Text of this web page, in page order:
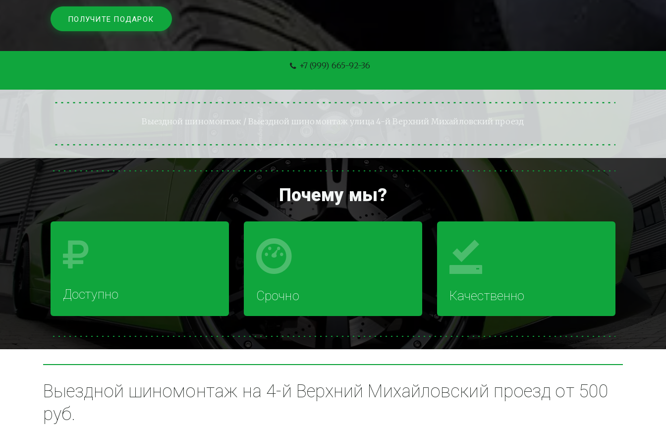
ПОЛУЧИТЕ ПОДАРОК
+7 (999) 665-92-36
Выездной шиномонтаж / Выездной шиномонтаж улица 4-й Верхний Михайловский проезд
Почему мы?
Доступно Срочно Качественно
Выездной шиномонтаж на 4-й Верхний Михайловский проезд от 500
руб.